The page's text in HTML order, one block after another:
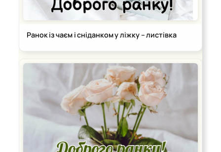
Ранок із чаєм і сніданком у ліжку – листівка